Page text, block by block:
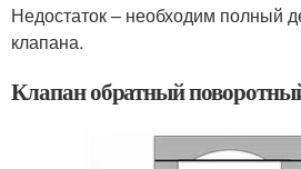
Недостаток – необходим полный
клапана.
Клапан обратный